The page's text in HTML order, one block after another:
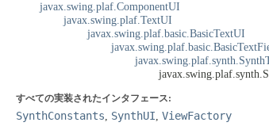
javax.swing.plaf.ComponentUI
javax.swing.plaf.TextUI
javax.swing.plaf.basic.BasicTextUI
すべての実装されたインタフェース:
SynthConstants, SynthUI, ViewFactory